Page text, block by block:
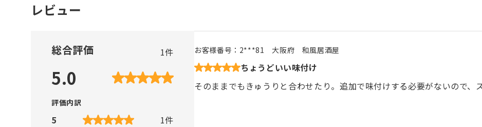
レビュー
総合評価 1件
5.0
評価内訳
5 1件
お客様番号： 2***81 大阪府 和風居酒屋
ちょうどいい味付け
そのままでもきゅうりと合わせたり。追加で味付けする必要がないので、